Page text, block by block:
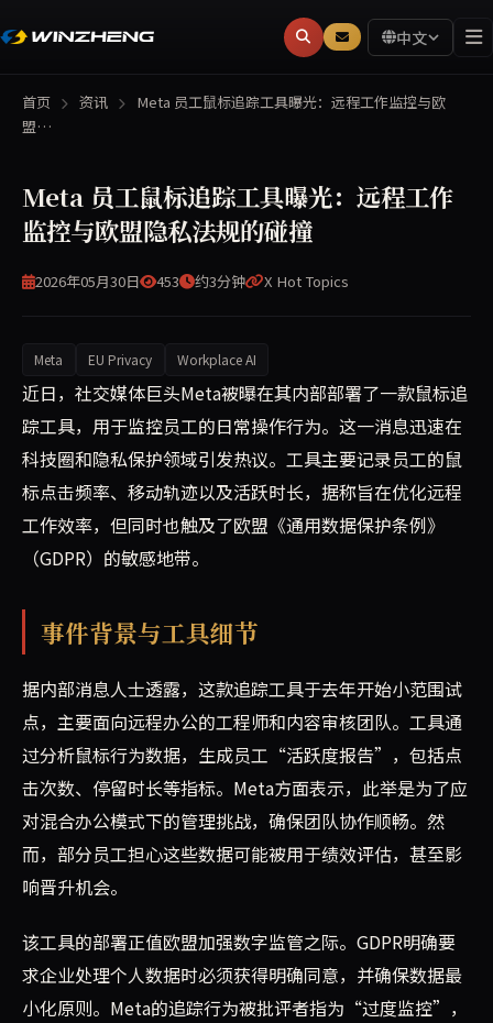
中文
首页 资讯
Meta 员工鼠标追踪工具曝光：远程工作监控与欧
盟…
Meta 员工鼠标追踪工具曝光：远程工作
监控与欧盟隐私法规的碰撞
2026年05月30日 453 约3分钟 X Hot Topics
Meta EU Privacy Workplace AI
Meta 公司内部开发的鼠标追踪工具引发广泛争议。该工具
近日，社交媒体巨头Meta被曝在其内部部署了一款鼠标追
踪工具，用于监控员工的日常操作行为。这一消息迅速在
科技圈和隐私保护领域引发热议。工具主要记录员工的鼠
标点击频率、移动轨迹以及活跃时长，据称旨在优化远程
工作效率，但同时也触及了欧盟《通用数据保护条例》
（GDPR）的敏感地带。
事件背景与工具细节
据内部消息人士透露，这款追踪工具于去年开始小范围试
点，主要面向远程办公的工程师和内容审核团队。工具通
过分析鼠标行为数据，生成员工“活跃度报告”，包括点
击次数、停留时长等指标。Meta方面表示，此举是为了应
对混合办公模式下的管理挑战，确保团队协作顺畅。然
而，部分员工担心这些数据可能被用于绩效评估，甚至影
响晋升机会。
该工具的部署正值欧盟加强数字监管之际。GDPR明确要
求企业处理个人数据时必须获得明确同意，并确保数据最
小化原则。Meta的追踪行为被批评者指为“过度监控”，